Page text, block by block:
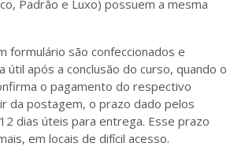
Padrão e Luxo) possuem a mesma
formulário são confeccionados e
útil após a conclusão do curso, quando o
o pagamento do respectivo
da postagem, o prazo dado pelos
dias úteis para entrega. Esse prazo
em locais de difícil acesso.